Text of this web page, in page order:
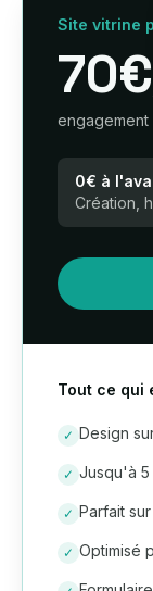
Site vitrine
70€
engagement
0€ à
Création,
Tout ce qui
✓ Design
✓ Jusqu'à
✓ Parfait
✓ Optimisé